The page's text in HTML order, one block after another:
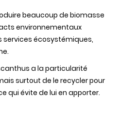
l’azote
la
culture
sinensis
:
vers
nouveaux
beaucoup de biomasse
environnementaux
services écosystémiques,
a la particularité
surtout de le recycler pour
qui évite de lui en apporter.